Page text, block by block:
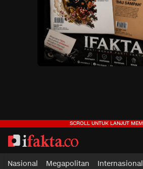
ifakta.co
#pastibenar
Nasional Megapolitan Internasional